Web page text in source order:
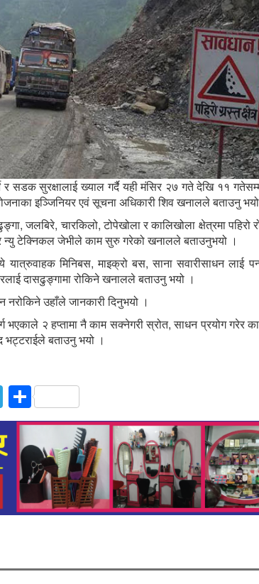
सडक सुरक्षालाई ख्याल गर्दै यही मंसिर २७ गते देखि ११
इञ्जिनियर एवं सूचना अधिकारी शिव खनालले बताउनु
जलबिरे, चारकिलो, टोपेखोला र कालिखोला क्षेत्रमा पहिरो
न्यु टेक्निकल जेभीले काम सुरु गरेको खनालले बताउनुभयो ।
यात्रुवाहक मिनिबस, माइक्रो बस, साना सवारीसाधन लाई
दासढुङ्गामा रोकिने खनालले बताउनु भयो ।
नरोकिने उहाँले जानकारी दिनुभयो ।
२ हप्तामा नै काम सक्नेगरी स्रोत, साधन प्रयोग गरेर
भट्टराईले बताउनु भयो ।
Telegram
Share